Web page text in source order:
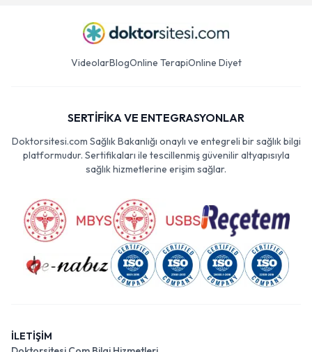
VideolarBlogOnline TerapiOnline Diyet
SERTİFİKA VE ENTEGRASYONLAR
Doktorsitesi.com Sağlık Bakanlığı onaylı ve entegreli bir sağlık bilgi
platformudur. Sertifikaları ile tescillenmiş güvenilir altyapısıyla
sağlık hizmetlerine erişim sağlar.
İLETİŞİM